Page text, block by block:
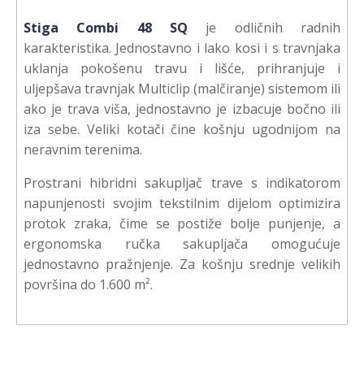
Stiga Combi 48 SQ je odličnih radnih
karakteristika. Jednostavno i lako kosi i s travnjaka
uklanja pokošenu travu i lišće, prihranjuje i
uljepšava travnjak Multiclip (malčiranje) sistemom ili
ako je trava viša, jednostavno je izbacuje bočno ili
iza sebe. Veliki kotači čine košnju ugodnijom na
neravnim terenima.
Prostrani hibridni sakupljač trave s indikatorom
napunjenosti svojim tekstilnim dijelom optimizira
protok zraka, čime se postiže bolje punjenje, a
ergonomska ručka sakupljača omogućuje
jednostavno pražnjenje. Za košnju srednje velikih
površina do 1.600 m².